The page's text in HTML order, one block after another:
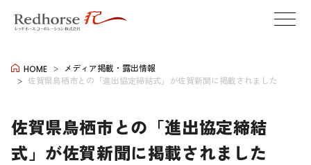
HOME
メディア掲載・露出情報
佐賀県鳥栖市との「進出協定締結式」が佐賀新聞に掲載されました
佐賀県鳥栖市との「進出協定締結
式」が佐賀新聞に掲載されました